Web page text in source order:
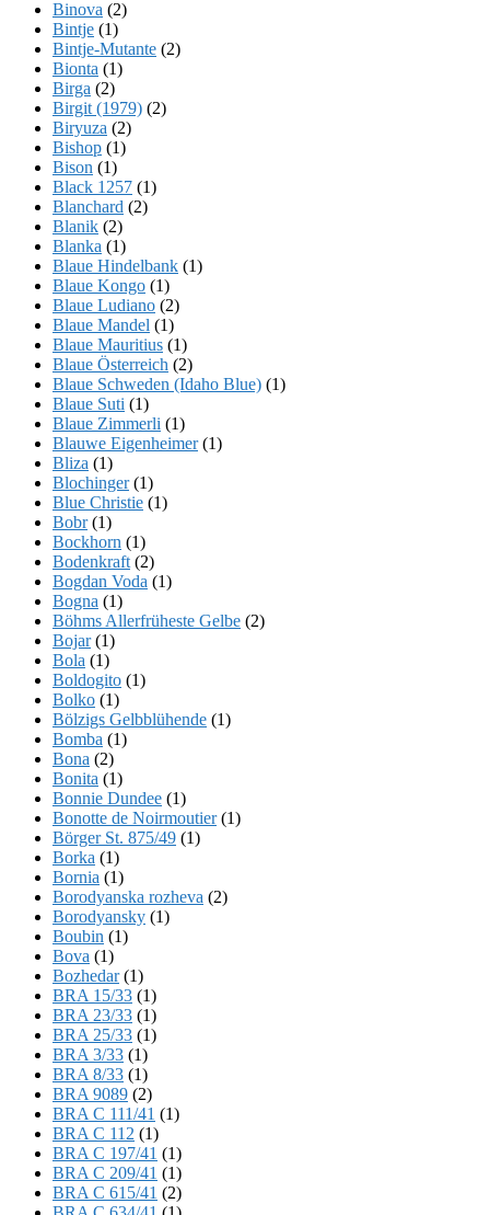
Binova (2)
Bintje (1)
Bintje-Mutante (2)
Bionta (1)
Birga (2)
Birgit (1979) (2)
Biryuza (2)
Bishop (1)
Bison (1)
Black 1257 (1)
Blanchard (2)
Blanik (2)
Blanka (1)
Blaue Hindelbank (1)
Blaue Kongo (1)
Blaue Ludiano (2)
Blaue Mandel (1)
Blaue Mauritius (1)
Blaue Österreich (2)
Blaue Schweden (Idaho Blue) (1)
Blaue Suti (1)
Blaue Zimmerli (1)
Blauwe Eigenheimer(1)
Bliza (1)
Blochinger(1)
Blue Christie (1)
Bobr(1)
Bockhorn (1)
Bodenkraft (2)
Bogdan Voda (1)
Bogna (1)
Böhms Allerfrüheste Gelbe (2)
Bojar(1)
Bola (1)
Boldogito (1)
Bolko (1)
Bölzigs Gelbblühende (1)
Bomba (1)
Bona (2)
Bonita (1)
Bonnie Dundee (1)
Bonotte de Noirmoutier(1)
Börger St. 875/49 (1)
Borka (1)
Bornia (1)
Borodyanska rozheva (2)
Borodyansky (1)
Boubin (1)
Bova (1)
Bozhedar(1)
BRA 15/33 (1)
BRA 23/33 (1)
BRA 25/33 (1)
BRA 3/33 (1)
BRA 8/33 (1)
BRA 9089 (2)
BRA C 111/41 (1)
BRA C 112 (1)
BRA C 197/41 (1)
BRA C 209/41 (1)
BRA C 615/41 (2)